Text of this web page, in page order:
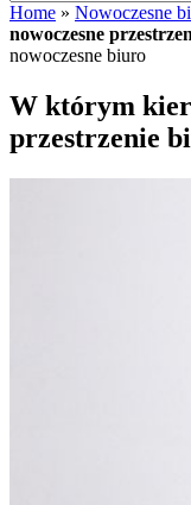
Home » Nowoczesne
nowoczesne
nowoczesne biuro
W którym
przestrzenie